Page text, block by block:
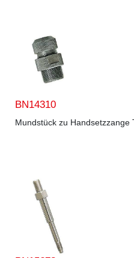
BN14310
Mundstück zu Handsetzzange